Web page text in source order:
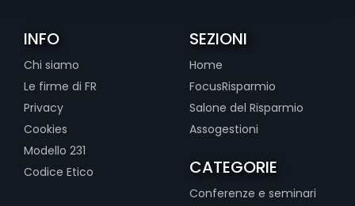
INFO
Chi siamo
Le firme di FR
Privacy
Cookies
Modello 231
Codice Etico
SEZIONI
Home
FocusRisparmio
Salone del Risparmio
Assogestioni
CATEGORIE
Conferenze e seminari